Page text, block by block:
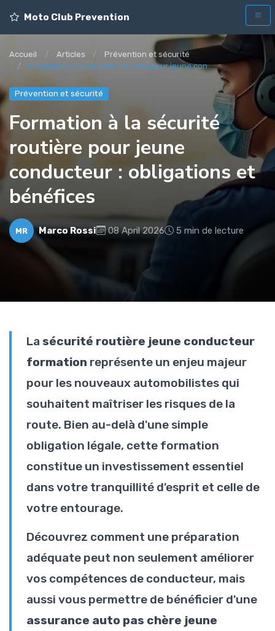
Moto Club Prevention
Accueil Articles
Prévention et sécurité
Formation à la sécurité routière pour jeune con...
Prévention et sécurité
Formation à la sécurité
routière pour jeune
conducteur : obligations et
bénéfices
MR Marco Rossi 08 April 2026 5 min de lecture
La sécurité routière jeune conducteur
formation représente un enjeu majeur
pour les nouveaux automobilistes qui
souhaitent maîtriser les risques de la
route. Bien au-delà d'une simple
obligation légale, cette formation
constitue un investissement essentiel
dans votre tranquillité d'esprit et celle de
votre entourage.
Découvrez comment une préparation
adéquate peut non seulement améliorer
vos compétences de conducteur, mais
aussi vous permettre de bénéficier d'une
assurance auto pas chère jeune